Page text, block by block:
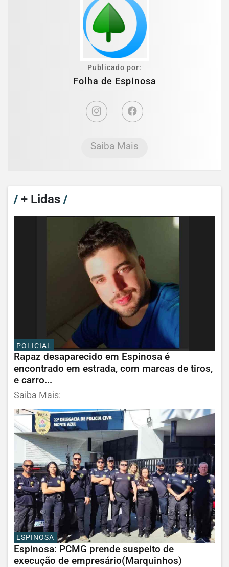
Publicado por:
Folha de Espinosa
Saiba Mais
/+ Lidas /
POLICIAL
Rapaz desaparecido em Espinosa é
encontrado em estrada, com marcas de tiros,
e carro...
Saiba Mais:
ESPINOSA
Espinosa: PCMG prende suspeito de
execução de empresário(Marquinhos)